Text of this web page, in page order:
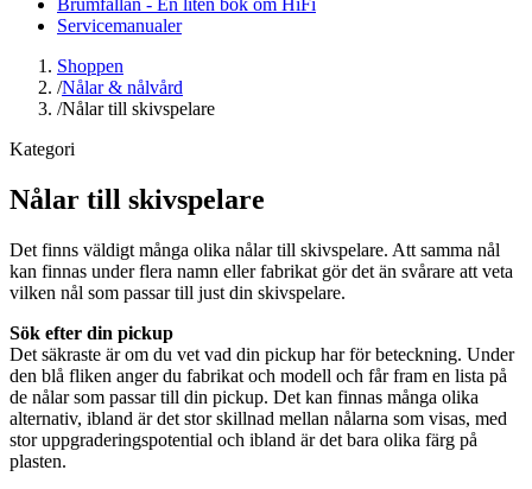
Servicemanualer
Shoppen
/Nålar & nålvård
/Nålar till skivspelare
Kategori
Nålar till skivspelare
Det finns väldigt många olika nålar till skivspelare. Att samma nål
kan finnas under flera namn eller fabrikat gör det än svårare att veta
vilken nål som passar till just din skivspelare.
Sök efter din pickup
Det säkraste är om du vet vad din pickup har för beteckning. Under
den blå fliken anger du fabrikat och modell och får fram en lista på
de nålar som passar till din pickup. Det kan finnas många olika
alternativ, ibland är det stor skillnad mellan nålarna som visas, med
stor uppgraderingspotential och ibland är det bara olika färg på
plasten.